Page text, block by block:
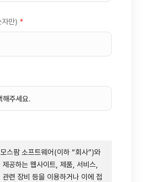
만) *
스팜 소프트웨어(이하 “회사”)와
제공하는 웹사이트, 제품, 서비스,
관련 장비 등을 이용하거나 이에 접